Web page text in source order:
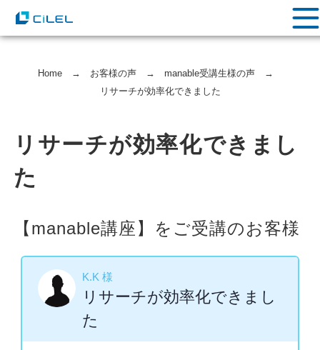
Home→ お客様の声→ manable受講生様の声→
リサーチが効率化できました
リサーチが効率化できまし
た
【manable講座】をご受講のお客様
K.K 様
リサーチが効率化できまし
た